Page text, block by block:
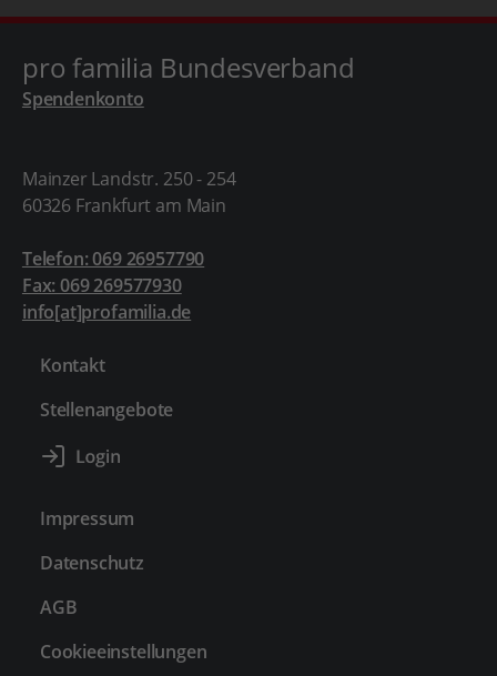
pro familia Bundesverband
Spendenkonto
Mainzer Landstr. 250 - 254
60326 Frankfurt am Main
Telefon: 069 26957790
Fax: 069 269577930
info[at]profamilia.de
Kontakt
Stellenangebote
Impressum
Datenschutz
AGB
Cookieeinstellungen